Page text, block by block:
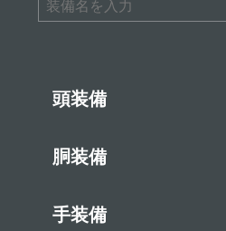
頭装備
胴装備
手装備